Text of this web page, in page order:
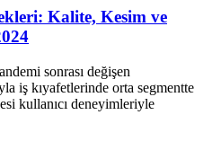
Kalite, Kesim ve
sonrası değişen
iş kıyafetlerinde orta segmentte
kullanıcı deneyimleriyle